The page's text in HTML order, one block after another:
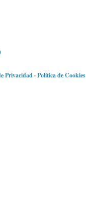
Privacidad·Política de Cookies